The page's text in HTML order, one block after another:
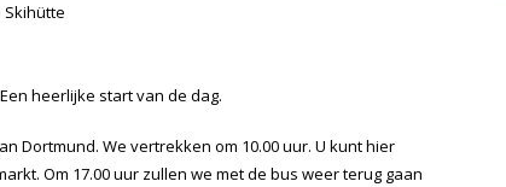
heerlijke start van de dag.
Dortmund. We vertrekken om 10.00 uur. U kunt hier
Om 17.00 uur zullen we met de bus weer terug gaan